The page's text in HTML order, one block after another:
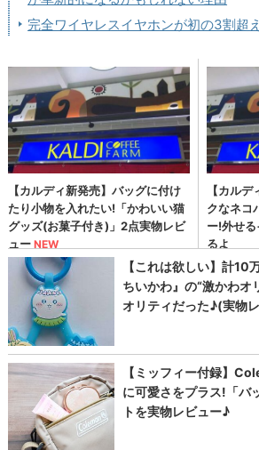
完全ワイヤレスイヤホンが初の3割超え